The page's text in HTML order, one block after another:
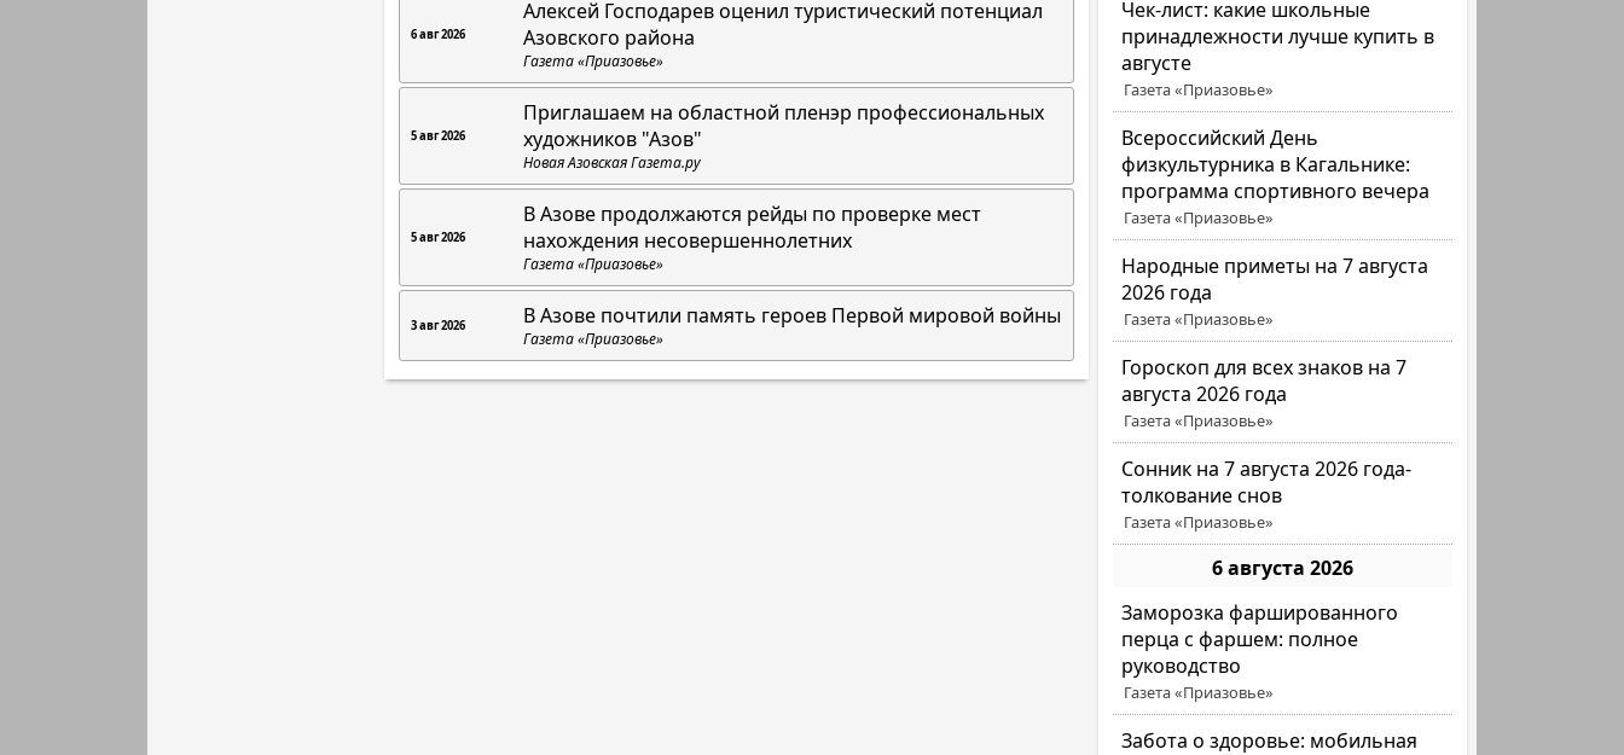
Чек-лист: какие школьные
принадлежности лучше купить в
августе
Газета «Приазовье»
Всероссийский День
физкультурника в Кагальнике:
программа спортивного вечера
Газета «Приазовье»
Народные приметы на 7 августа
2026 года
Газета «Приазовье»
Гороскоп для всех знаков на 7
августа 2026 года
Газета «Приазовье»
Сонник на 7 августа 2026 года-
толкование снов
Газета «Приазовье»
6 августа 2026
Заморозка фаршированного
перца с фаршем: полное
руководство
Газета «Приазовье»
Забота о здоровье: мобильная
6 авг 2026
Алексей Господарев оценил туристический потенциал
Азовского района
Газета «Приазовье»
5 авг 2026
Приглашаем на областной пленэр профессиональных
художников "Азов"
Новая Азовская Газета.ру
5 авг 2026
В Азове продолжаются рейды по проверке мест
нахождения несовершеннолетних
Газета «Приазовье»
3 авг 2026 В Азове почтили память героев Первой мировой войны
Газета «Приазовье»